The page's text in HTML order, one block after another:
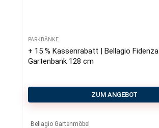
PARKBÄNKE
+ 15 % Kassenrabatt | Bellagio Fidenza
Gartenbank 128 cm
ZUM ANGEBOT
Bellagio Gartenmöbel